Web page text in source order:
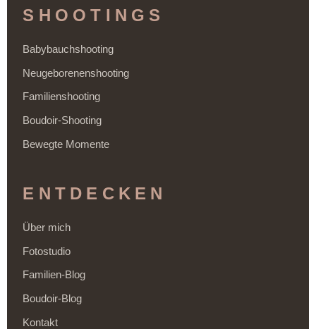
SHOOTINGS
Babybauchshooting
Neugeborenenshooting
Familienshooting
Boudoir-Shooting
Bewegte Momente
ENTDECKEN
Über mich
Fotostudio
Familien-Blog
Boudoir-Blog
Kontakt